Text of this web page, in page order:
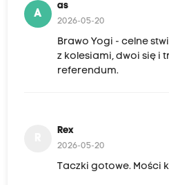
A
as
2026-05-20
Brawo Yogi - celne
z kolesiami, dwoi się i
referendum.
Rex
2026-05-20
Taczki gotowe. Mości